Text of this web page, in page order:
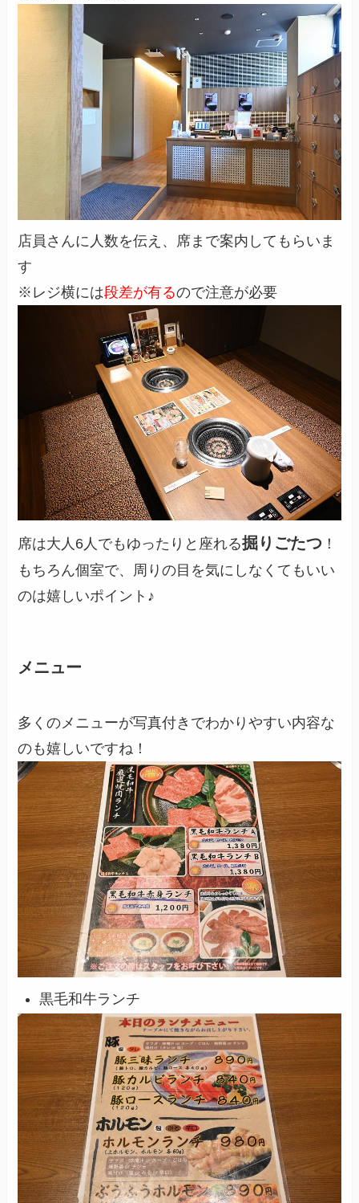
店員さんに人数を伝え、席まで案内してもらいま
す
※レジ横には段差が有るので注意が必要
席は大人6人でもゆったりと座れる掘りごたつ ！
もちろん個室で、周りの目を気にしなくてもいい
のは嬉しいポイント♪
メニュー
多くのメニューが写真付きでわかりやすい内容な
のも嬉しいですね！
黒毛和牛ランチ